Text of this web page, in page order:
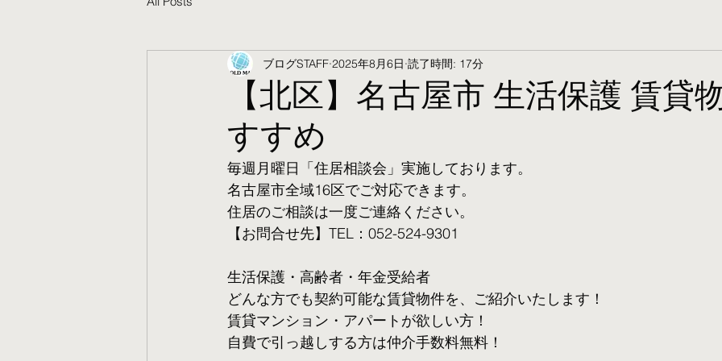
【北区】名古屋市 生活保護 賃貸
すすめ
ブログSTAFF 2025年8月6日 読了時間: 17分
毎週月曜日「住居相談会」実施しております。
名古屋市全域16区でご対応できます。
住居のご相談は一度ご連絡ください。
【お問合せ先】TEL：052-524-9301
生活保護・高齢者・年金受給者
​どんな方でも契約可能な賃貸物件を、ご紹介いたします！
賃貸マンション・アパートが欲しい方！
自費で引っ越しする方は仲介手数料無料！